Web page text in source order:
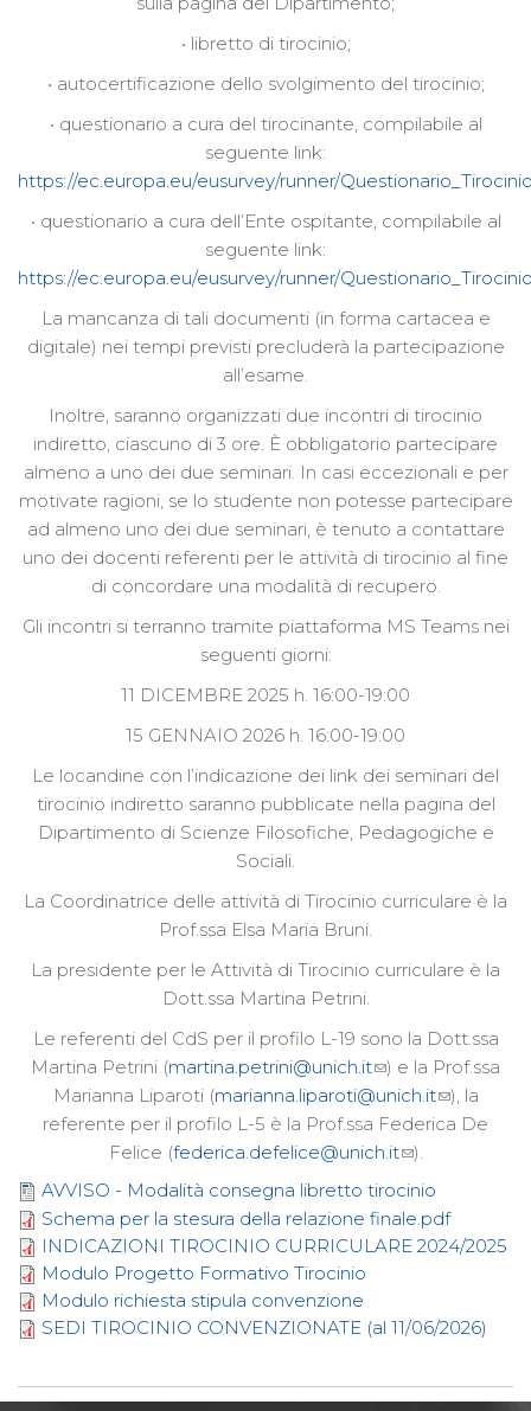
• libretto di tirocinio;
• autocertificazione dello svolgimento del tirocinio;
• questionario a cura del tirocinante, compilabile al
seguente link:
https://ec.europa.eu/eusurvey/runner/
• questionario a cura dell’Ente ospitante, compilabile al
seguente link:
https://ec.europa.eu/eusurvey/runner/
La mancanza di tali documenti (in forma cartacea e
digitale) nei tempi previsti precluderà la partecipazione
all’esame.
Inoltre, saranno organizzati due incontri di tirocinio
indiretto, ciascuno di 3 ore. È obbligatorio partecipare
almeno a uno dei due seminari. In casi eccezionali e per
motivate ragioni, se lo studente non potesse partecipare
ad almeno uno dei due seminari, è tenuto a contattare
uno dei docenti referenti per le attività di tirocinio al fine
di concordare una modalità di recupero.
Gli incontri si terranno tramite piattaforma MS Teams nei
seguenti giorni:
11 DICEMBRE 2025 h. 16:00-19:00
15 GENNAIO 2026 h. 16:00-19:00
Le locandine con l’indicazione dei link dei seminari del
tirocinio indiretto saranno pubblicate nella pagina del
Dipartimento di Scienze Filosofiche, Pedagogiche e
Sociali.
La Coordinatrice delle attività di Tirocinio curriculare è la
Prof.ssa Elsa Maria Bruni.
La presidente per le Attività di Tirocinio curriculare è la
Dott.ssa Martina Petrini.
Le referenti del CdS per il profilo L-19 sono la Dott.ssa
Martina Petrini (martina.petrini@unich.it
) e la Prof.ssa
Marianna Liparoti (marianna.liparoti@unich.it
), la
referente per il profilo L-5 è la Prof.ssa Federica De
Felice (federica.defelice@unich.it
).
AVVISO - Modalità consegna libretto tirocinio
Schema per la stesura della relazione finale.pdf
INDICAZIONI TIROCINIO CURRICULARE 2024/2025
Modulo Progetto Formativo Tirocinio
Modulo richiesta stipula convenzione
SEDI TIROCINIO CONVENZIONATE (al 11/06/2026)